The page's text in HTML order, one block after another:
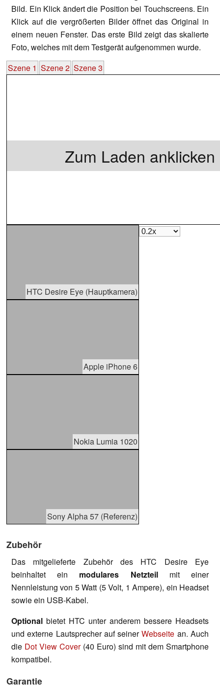
Bild. Ein Klick ändert die Position bei Touchscreens. Ein
Klick auf die vergrößerten Bilder öffnet das Original in
einem neuen Fenster. Das erste Bild zeigt das skalierte
Foto, welches mit dem Testgerät aufgenommen wurde.
Szene 1 Szene 2 Szene 3
Zum Laden anklicken
HTC Desire Eye (Hauptkamera)
Apple iPhone 6
Nokia Lumia 1020
Sony Alpha 57 (Referenz)
Zubehör
Das mitgelieferte Zubehör des HTC Desire Eye
beinhaltet ein modulares Netzteilmit einer
Nennleistung von 5 Watt (5 Volt, 1 Ampere), ein Headset
sowie ein USB-Kabel.
Optional bietet HTC unter anderem bessere Headsets
und externe Lautsprecher auf seinerWebseite an. Auch
die Dot View Cover(40 Euro) sind mit dem Smartphone
kompatibel.
Garantie